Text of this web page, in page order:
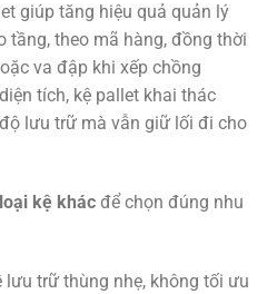
giúp tăng hiệu quả quản lý
tầng, theo mã hàng, đồng thời
va đập khi xếp chồng
tích, kệ pallet khai thác
lưu trữ mà vẫn giữ lối đi cho
kệ khác để chọn đúng nhu
lưu trữ thùng nhẹ, không tối ưu